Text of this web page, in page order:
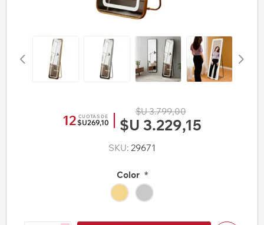
12 CUOTAS DE
$U269,10
$U 3.799,00
$U 3.229,15
SKU: 29671
Color *